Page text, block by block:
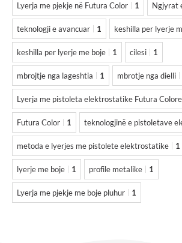
Lyerja me pjekje në Futura Color 1 Ngjyrat
teknologji e avancuar 1 keshilla per lyerje
keshilla per lyerje me boje 1 cilesi 1
mbrojtje nga lageshtia 1 mbrotje nga dielli
Lyerja me pistoleta elektrostatike Futura Colore
Futura Color 1 teknologjinë e pistoletave
metoda e lyerjes me pistolete elektrostatike 1
lyerje me boje 1 profile metalike 1
Lyerja me pjekje me boje pluhur 1